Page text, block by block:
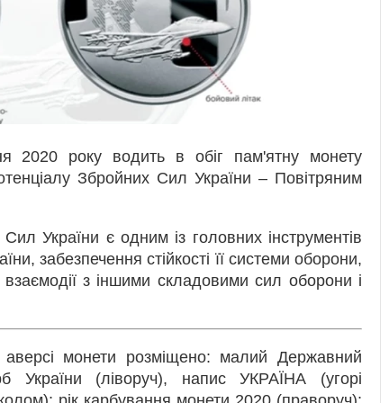
2020 року водить в обіг пам'ятну монету
Збройних Сил України – Повітряним
України є одним із головних інструментів
забезпечення стійкості її системи оборони,
з іншими складовими сил оборони і
монети розміщено: малий Державний
України (ліворуч), напис УКРАЇНА (угорі